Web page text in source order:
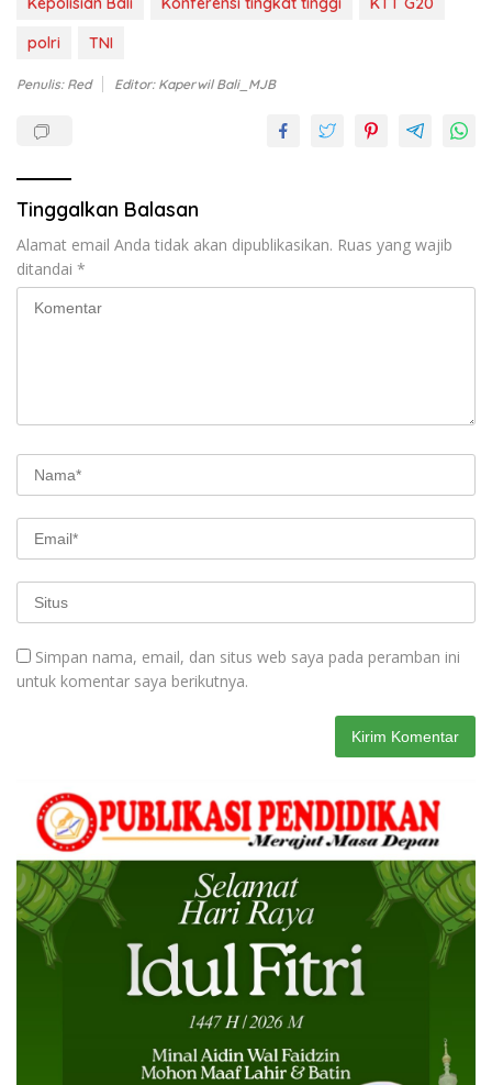
polri
TNI
Penulis: Red Editor: Kaperwil Bali_MJB
Tinggalkan Balasan
Alamat email Anda tidak akan dipublikasikan. Ruas yang wajib
ditandai *
Simpan nama, email, dan situs web saya pada peramban ini
untuk komentar saya berikutnya.